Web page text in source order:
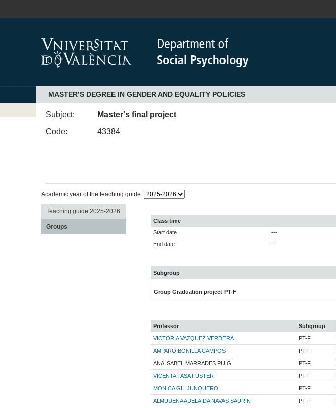
MASTER’S DEGREE IN GENDER AND EQUALITY POLICIES
Subject:
Master's final project
Code:
43384
Academic year of the teaching guide:
Teaching guide 2025-2026
Groups
Class time
Start date
---
End date
---
Subgroup
Group Graduation project PT-F
Professor Subgroup
VICTORIA VAZQUEZ VERDERA
PT-F
AMPARO BONILLA CAMPOS PT-F
ANA ISABEL MARRADES PUIG PT-F
VICENTA TASA FUSTER PT-F
MONICA GIL JUNQUERO PT-F
ALMUDENA ADELAIDA NAVAS SAURIN PT-F